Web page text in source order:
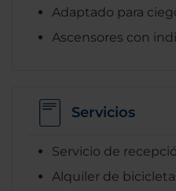
Adaptado para
Ascensores con
Servicios
Servicio de
Alquiler de